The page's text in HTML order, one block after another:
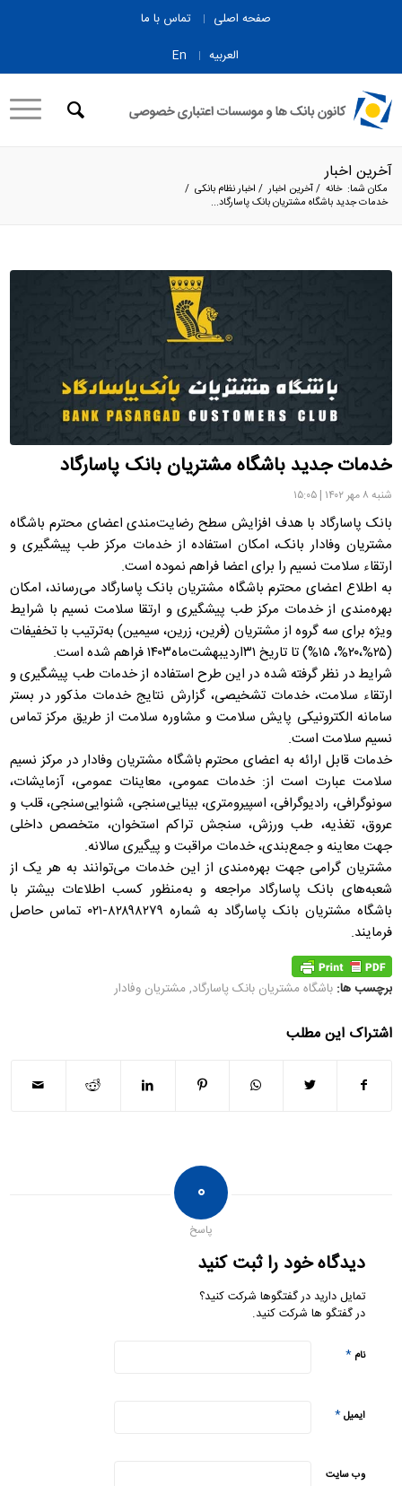
صفحه اصلی
تماس با ما
العربیه
En
آخرین اخبار
مکان شما: خانه /آخرین اخبار / اخبار نظام بانکی /
خدمات جدید باشگاه مشتریان بانک پاسارگاد...
خدمات جدید باشگاه مشتریان بانک پاسارگاد
شنبه ۸ مهر ۱۴۰۲ | ۱۵:۰۵
بانک پاسارگاد با هدف افزایش سطح رضایت‌مندی اعضای محترم باشگاه
مشتریان وفادار بانک، امکان استفاده از خدمات مرکز طب پیشگیری و
ارتقاء سلامت نسیم را برای اعضا فراهم نموده است.
به اطلاع اعضای محترم باشگاه مشتریان بانک پاسارگاد می‌رساند، امکان
بهره‌مندی از خدمات مرکز طب پیشگیری و ارتقا سلامت نسیم با شرایط
ویژه برای سه گروه از مشتریان (فرین، زرین، سیمین) به‌ترتیب با تخفیفات
(۲۵%،۲۰%، ۱۵%) تا تاریخ ۳۱اردیبهشت‌ماه‌۱۴۰۳ فراهم شده است.
شرایط در نظر گرفته شده در این طرح استفاده از خدمات طب پیشگیری و
ارتقاء سلامت، خدمات تشخیصی، گزارش نتایج خدمات مذکور در بستر
سامانه الکترونیکی پایش سلامت و مشاوره سلامت از طریق مرکز تماس
نسیم سلامت است.
خدمات قابل ارائه به اعضای محترم باشگاه مشتریان وفادار در مرکز نسیم
سلامت عبارت است از: خدمات عمومی‌، معاینات عمومی، آزمایشات،
سونوگرافی، رادیوگرافی، اسپیرومتری، بینایی‌سنجی، شنوایی‌سنجی، قلب و
عروق، تغذیه، طب ورزش، سنجش تراکم استخوان، متخصص داخلی
جهت معاینه و جمع‌بندی، خدمات مراقبت و پیگیری سالانه.
مشتریان گرامی جهت بهره‌مندی از این خدمات می‌توانند به هر یک از
شعبه‌های بانک پاسارگاد مراجعه و به‌منظور کسب اطلاعات بیشتر با
باشگاه مشتریان بانک پاسارگاد به شماره ۸۲۸۹۸۲۷۹-۰۲۱ تماس حاصل
فرمایند.
برچسب ها: باشگاه مشتریان بانک پاسارگاد, مشتریان وفادار
اشتراک این مطلب
۰
پاسخ
دیدگاه خود را ثبت کنید
تمایل دارید در گفتگوها شرکت کنید؟
در گفتگو ها شرکت کنید.
نام*
ایمیل*
وب‌ سایت